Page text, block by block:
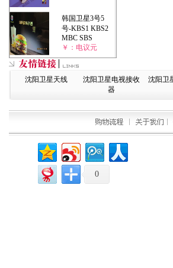
韩国卫星3号5
号-KBS1 KBS2
MBC SBS
￥：电议元
沈阳卫星天线
沈阳卫星电视接收
器
沈阳卫
0